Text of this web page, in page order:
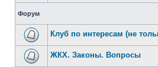
Форум
Клуб по интересам (не
ЖКХ. Законы. Вопросы